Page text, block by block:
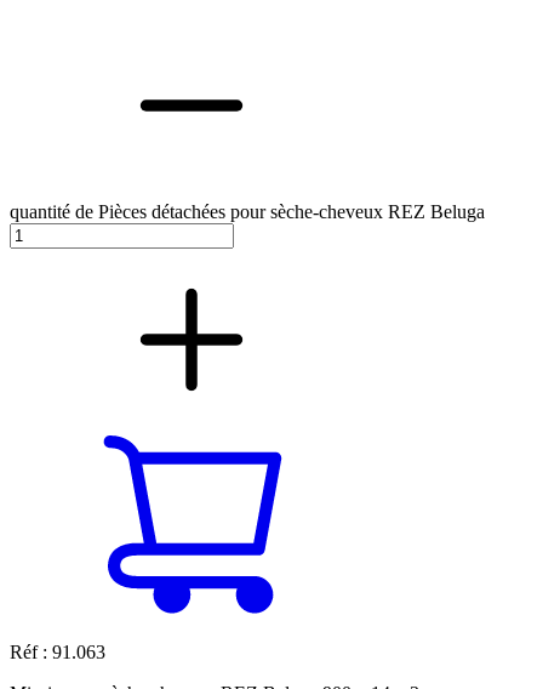
quantité de Pièces détachées pour sèche-cheveux REZ Beluga
Réf : 91.063